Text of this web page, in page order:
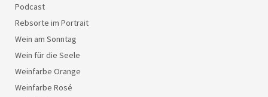
Podcast
Rebsorte im Portrait
Wein am Sonntag
Wein für die Seele
Weinfarbe Orange
Weinfarbe Rosé